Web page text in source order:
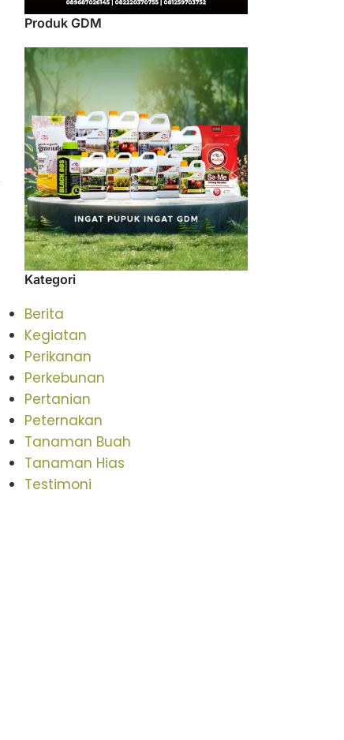
Produk GDM
Kategori
Berita
Kegiatan
Perikanan
Perkebunan
Pertanian
Peternakan
Tanaman Buah
Tanaman Hias
Testimoni